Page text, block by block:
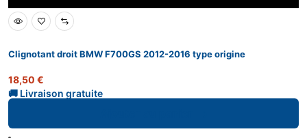
Clignotant droit BMW F700GS 2012-2016 type origine
18,50 €